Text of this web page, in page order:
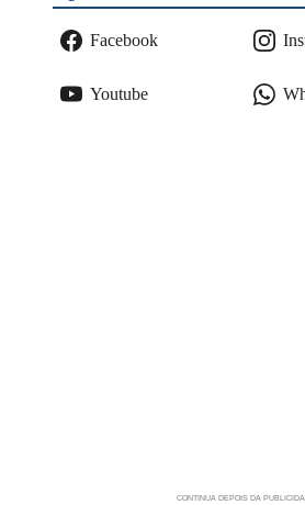
Facebook
Youtube